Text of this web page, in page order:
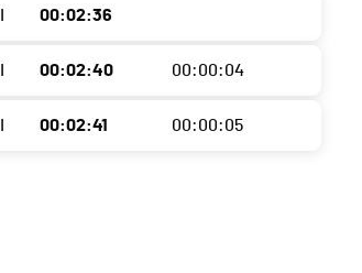
00:02:36
00:02:40 00:00:04
00:02:41 00:00:05